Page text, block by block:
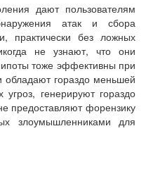
дают пользователям
атак и сбора
практически без ложных
не узнают, что они
тоже эффективны при
гораздо меньшей
генерируют гораздо
предоставляют форензику
злоумышленниками для